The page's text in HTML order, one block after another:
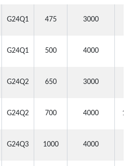
G24Q1 475 3000
G24Q1 500 4000
G24Q2 650 3000
G24Q2 700 4000
G24Q3 1000 4000